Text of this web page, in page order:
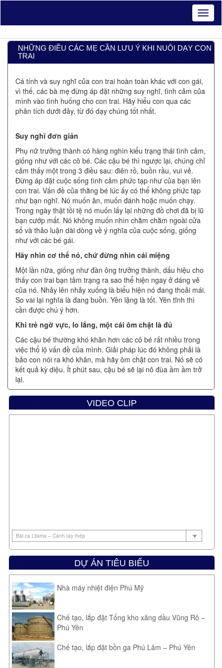
NHỮNG ĐIỀU CÁC MẸ CẦN LƯU Ý KHI NUÔI DẠY CON
TRAI
Cá tính và suy nghĩ của con trai hoàn toàn khác với con gái,
vì thế, các bà mẹ đừng áp đặt những suy nghĩ, tình cảm của
mình vào tình huống cho con trai. Hãy hiểu con qua các
phân tích dưới đây, từ đó dạy chúng tốt nhất.
Suy nghĩ đơn giản
Phụ nữ trưởng thành có hàng nghìn kiểu trạng thái tình cảm,
giống như với các cô bé. Các cậu bé thì ngược lại, chúng chỉ
cảm thấy một trong 3 điều sau: điên rồ, buồn rầu, vui vẻ.
Đừng áp đặt cuộc sống tình cảm phức tạp như của bạn lên
con trai. Vấn đề của thằng bé lúc ấy có thể không phức tạp
như bạn nghĩ. Nó muốn ăn, muốn đánh hoặc muốn chạy.
Trong ngày thật tồi tệ nó muốn lấy lại những đồ chơi đã bị lũ
bạn cướp mất. Nó không muốn nhìn chằm chằm ngoài cửa
sổ và thảo luận dài dòng về ý nghĩa của cuộc sống, giống
như với các bé gái.
Hãy nhìn cơ thể nó, chứ đừng nhìn cái miệng
Một lần nữa, giống như đàn ông trưởng thành, dấu hiệu cho
thấy con trai bạn tâm trạng ra sao thể hiện ngay ở dáng vẻ
của nó. Nhảy lên nhảy xuống là biểu hiện nó đang thoải mái.
So vai lại nghĩa là đang buồn. Yên lặng là tốt. Yên tĩnh thì
cần được chú ý hơn.
Khi trẻ ngờ vực, lo lắng, một cái ôm chặt là đủ
Các cậu bé thường khó khăn hơn các cô bé rất nhiều trong
việc thổ lộ vấn đề của mình. Giải pháp lúc đó không phải là
bảo con nói ra khó khăn, mà hãy ôm chặt con trai. Nó sẽ có
kết quả kỳ diệu. Ít phút sau, cậu bé sẽ lại nô đùa ầm ầm trở
lại.
Người dơi sống mãi
Các cậu bé, dù còn rất nhỏ, đã nhận ra tầm quan trọng của
nhà, còn chúng tôi được buổi sáng thanh bình.
Thắng là quan trọng, nhưng không nhiều như bạn nghĩ
Các cậu bé thường đặt mình vào áp lực mạnh mẽ phải thể
hiện ở trường, trong các môn thể thao và trong những tình
huống xã hội. Khi chúng nói ít về điều đó, thì có nghĩa là nỗi
buồn thất bại thậm chí còn sâu sắc hơn. Với các cậu bé, điều
quan trọng là nhấn mạnh về bài học thu được từ thất bại,
thay vì cố gắng thắng bằng mọi giá.
Vấn đề quần áo
Các bé gái có nhiều lựa chọn về váy vóc hơn con trai, vì thế
xu hướng của mọi người là quẳng cho thằng bé cái quần
jean và áo sơ mi, rồi mặc kệ nó. Nhưng tốt hơn, bạn nên
VIDEO CLIP
DỰ ÁN TIÊU BIỂU
Nhà máy nhiệt điện Phú Mỹ
Chế tạo, lắp đặt Tổng kho xăng dầu Vũng Rô –
Phú Yên
Chế tạo, lắp đặt bồn ga Phú Lâm – Phú Yên